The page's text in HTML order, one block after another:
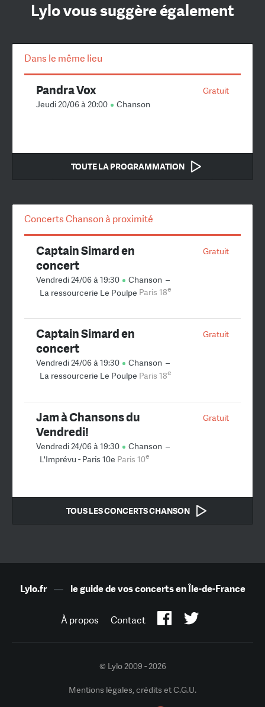
Lylo vous suggère également
Dans le même lieu
Gratuit
Pandra Vox
Jeudi 20/06 à 20:00 Chanson
TOUTE LA PROGRAMMATION
Concerts Chanson à proximité
Gratuit
Captain Simard en
concert
Vendredi 24/06 à 19:30 Chanson –
La ressourcerie Le Poulpe Paris 18e
Gratuit
Captain Simard en
concert
Vendredi 24/06 à 19:30 Chanson –
La ressourcerie Le Poulpe Paris 18e
Gratuit
Jam à Chansons du
Vendredi!
Vendredi 24/06 à 19:30 Chanson –
L'Imprévu - Paris 10e Paris 10e
TOUS LES CONCERTS CHANSON
Lylo.fr— le guide de vos concerts en Île-de-France
À propos Contact
© Lylo 2009 - 2026
Mentions légales, crédits et C.G.U.